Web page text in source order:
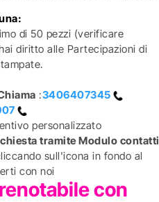
di 50 pezzi (verificare
diritto alle Partecipazioni di
:3406407345
personalizzato
tramite Modulo contatti
sull'icona in fondo al
con noi
con